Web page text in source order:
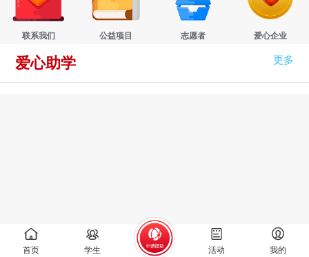
首页 学生 活动 我的
联系我们 公益项目 志愿者 爱心企业
更多
爱心助学